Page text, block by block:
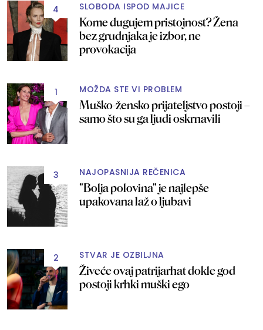
4 SLOBODA ISPOD MAJICE
Kome dugujem pristojnost? Žena
bez grudnjaka je izbor, ne
provokacija
1 MOŽDA STE VI PROBLEM
Muško-žensko prijateljstvo postoji –
samo što su ga ljudi oskrnavili
3 NAJOPASNIJA REČENICA
"Bolja polovina" je najlepše
upakovana laž o ljubavi
2 STVAR JE OZBILJNA
Živeće ovaj patrijarhat dokle god
postoji krhki muški ego